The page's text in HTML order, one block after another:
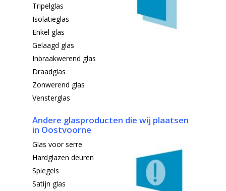
Tripelglas
Isolatieglas
Enkel glas
Gelaagd glas
Inbraakwerend glas
Draadglas
Zonwerend glas
Vensterglas
Andere glasproducten die wij plaatsen
in Oostvoorne
Glas voor serre
Hardglazen deuren
Spiegels
Satijn glas